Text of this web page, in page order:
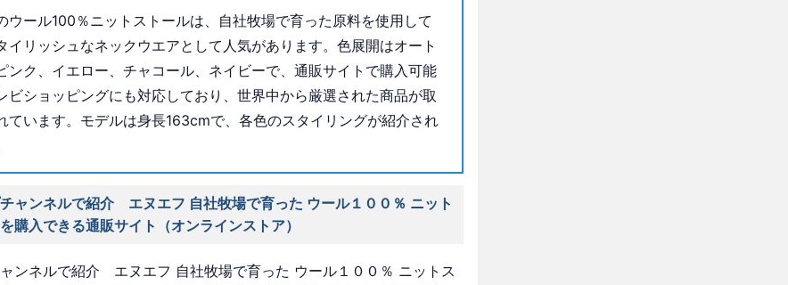
ウール100％ニットストールは、自社牧場で育った原料を使用して
イリッシュなネックウエアとして人気があります。色展開はオート
ンク、イエロー、チャコール、ネイビーで、通販サイトで購入可能
ビショッピングにも対応しており、世界中から厳選された商品が取
ています。モデルは身長163cmで、各色のスタイリングが紹介され
チャンネルで紹介 エヌエフ 自社牧場で育った ウール１００％ ニット
購入できる通販サイト（オンラインストア）
ャンネルで紹介 エヌエフ 自社牧場で育った ウール１００％ ニットス